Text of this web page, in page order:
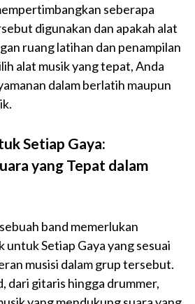
seberapa
digunakan dan apakah alat
ruang latihan dan penampilan
alat musik yang tepat, Anda
dalam berlatih maupun
Setiap Gaya:
yang Tepat dalam
band memerlukan
untuk Setiap Gaya yang sesuai
musisi dalam grup tersebut.
dari gitaris hingga drummer,